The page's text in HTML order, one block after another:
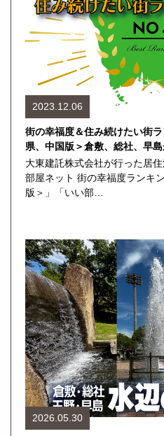
2023.12.06
街の幸福度＆住み続けたい街
県、中国版＞倉敷、総社、早
大東建託株式会社が行った居
部屋ネット 街の幸福度ランキ
版＞」「いい部…
2026.05.30